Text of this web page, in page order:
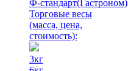
Ф-стандарт(Гастроном)
Торговые весы
(масса, цена,
стоимость):
3кг